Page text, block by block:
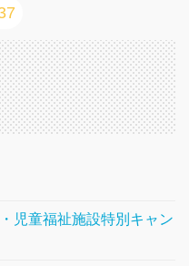
児童福祉施設特別キャン